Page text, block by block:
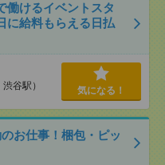
働けるイベントスタ
に給料もらえる日払
谷駅） 気になる！
お仕事！梱包・ピッ